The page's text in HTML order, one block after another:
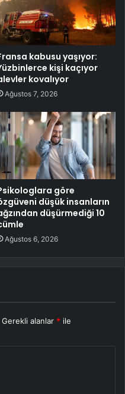
kabusu yaşıyor:
kişi kaçıyor
kovalıyor
Ağustos 7, 2026
göre
düşük insanların
düşürmediği 10
Ağustos 6, 2026
Gerekli alanlar * ile